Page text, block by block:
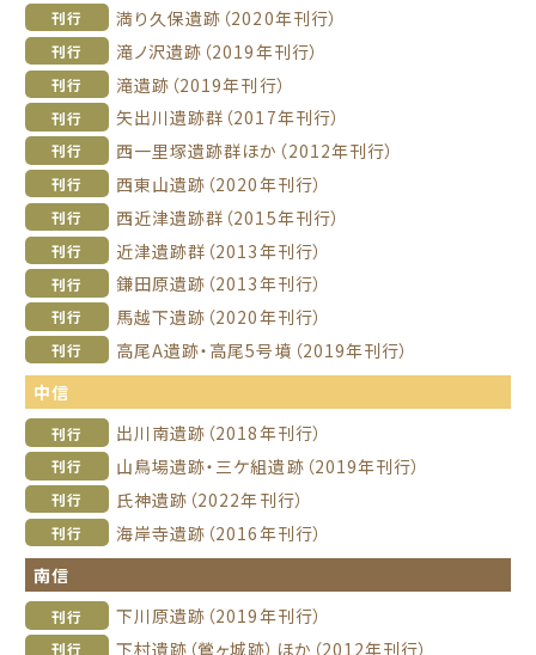
刊行 満り久保遺跡（2020年刊行）
刊行 滝ノ沢遺跡（2019年刊行）
刊行 滝遺跡（2019年刊行）
刊行 矢出川遺跡群（2017年刊行）
刊行 西一里塚遺跡群ほか（2012年刊行）
刊行 西東山遺跡（2020年刊行）
刊行 西近津遺跡群（2015年刊行）
刊行 近津遺跡群（2013年刊行）
刊行 鎌田原遺跡（2013年刊行）
刊行 馬越下遺跡（2020年刊行）
刊行
高尾A遺跡・高尾5号墳（2019年刊行）
中信
刊行 出川南遺跡（2018年刊行）
刊行 山鳥場遺跡・三ケ組遺跡（2019年刊行）
刊行 氏神遺跡（2022年刊行）
刊行
海岸寺遺跡（2016年刊行）
南信
刊行 下川原遺跡（2019年刊行）
刊行 下村遺跡（鶯ヶ城跡）ほか（2012年刊行）